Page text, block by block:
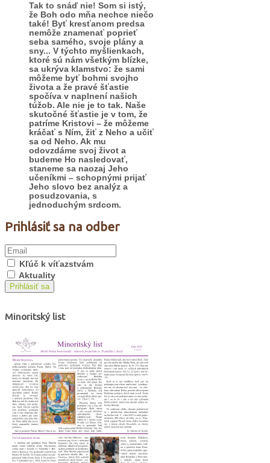
Tak to snáď nie! Som si istý,
že Boh odo mňa nechce niečo
také! Byť kresťanom predsa
nemôže znamenať poprieť
seba samého, svoje plány a
sny... V týchto myšlienkach,
ktoré sú nám všetkým blízke,
sa ukrýva klamstvo: že sami
môžeme byť bohmi svojho
života a že pravé šťastie
spočíva v naplnení našich
túžob. Ale nie je to tak. Naše
skutočné šťastie je v tom, že
patríme Kristovi – že môžeme
kráčať s Ním, žiť z Neho a učiť
sa od Neho. Ak mu
odovzdáme svoj život a
budeme Ho nasledovať,
staneme sa naozaj Jeho
učeníkmi – schopnými prijať
Jeho slovo bez analýz a
posudzovania, s
jednoduchým srdcom.
Prihlásiť sa na odber
Kľúč k víťazstvám
Aktuality
Prihlásiť sa
Minoritský list